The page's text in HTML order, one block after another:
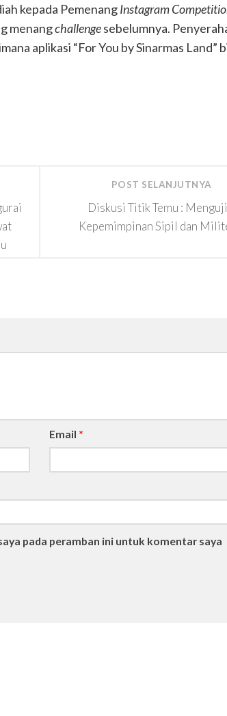
kepada PemenangInstagram
menangchallengesebelumnya.
aplikasi “For You by Sinarmas Land”
POST SELANJUTNYA
Diskusi Titik Temu : Menguji
Kepemimpinan Sipil dan
Email *
pada peramban ini untuk komentar saya